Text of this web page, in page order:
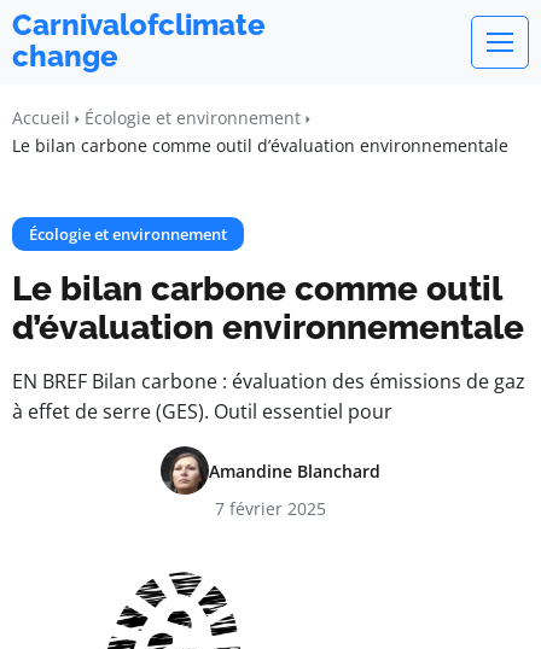
Carnivalofclimate
change
Accueil
Écologie et environnement
Le bilan carbone comme outil d’évaluation environnementale
Écologie et environnement
Le bilan carbone comme outil
d’évaluation environnementale
EN BREF Bilan carbone : évaluation des émissions de gaz
à effet de serre (GES). Outil essentiel pour
Amandine Blanchard
7 février 2025